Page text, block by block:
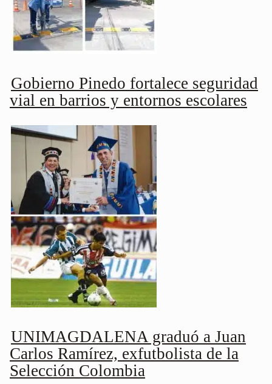
Gobierno Pinedo fortalece seguridad
vial en barrios y entornos escolares
UNIMAGDALENA graduó a Juan
Carlos Ramírez, exfutbolista de la
Selección Colombia